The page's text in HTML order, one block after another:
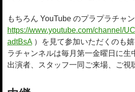
もちろん YouTube のプラプラチャ
https://www.youtube.com/channel/
adtBsA）を見て参加いただくのも
ラチャンネルは毎月第一金曜日に生
出演者、スタッフ一同ご来場、ご視